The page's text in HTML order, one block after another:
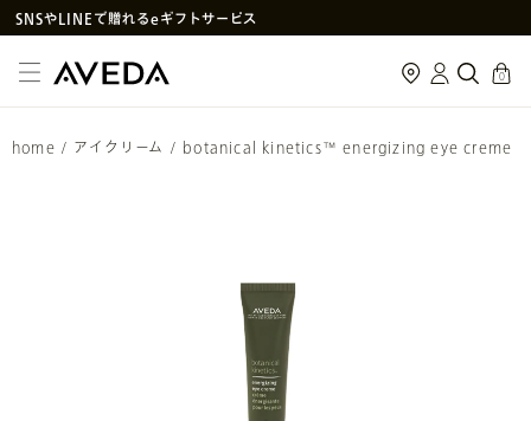
SNSやLINE で贈れるeギフトサービス
PayPay決済がご利用いただけるようになりました
次回使えるクーポン付きセットはこちら
cart
0
home / アイクリーム / botanical kinetics™ energizing eye creme